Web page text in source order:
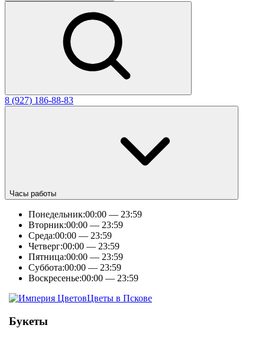
8 (927) 186-88-83
Часы работы
Понедельник:00:00 — 23:59
Вторник:00:00 — 23:59
Среда:00:00 — 23:59
Четверг:00:00 — 23:59
Пятница:00:00 — 23:59
Суббота:00:00 — 23:59
Воскресенье:00:00 — 23:59
Цветы в Пскове
Букеты